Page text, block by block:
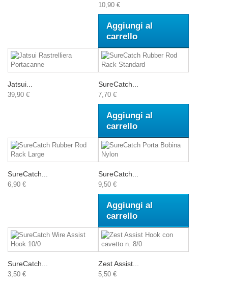
10,90 €
Aggiungi al
carrello
Jatsui...
39,90 €
SureCatch...
7,70 €
Aggiungi al
carrello
SureCatch...
6,90 €
SureCatch...
9,50 €
Aggiungi al
carrello
SureCatch...
3,50 €
Zest Assist...
5,50 €